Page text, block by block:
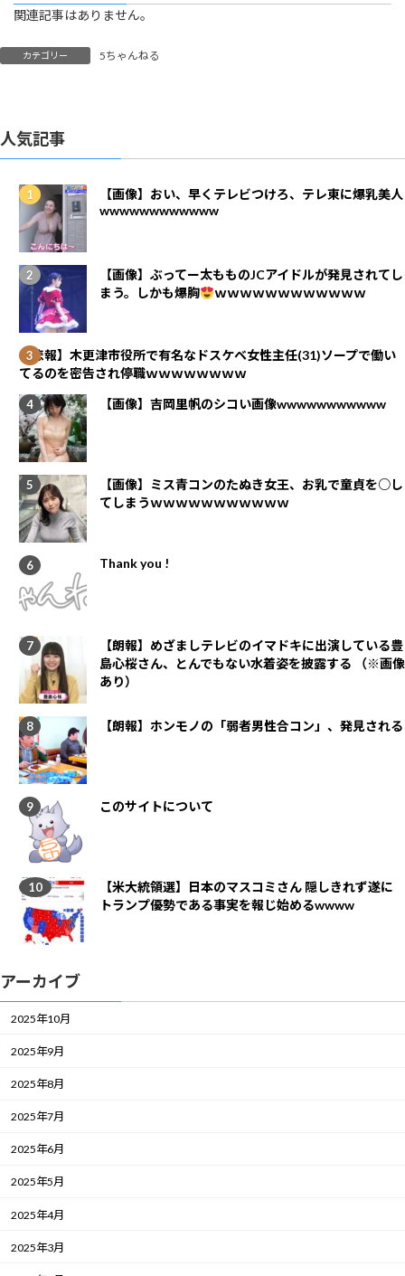
関連記事はありません。
カテゴリー 5ちゃんねる
人気記事
【画像】おい、早くテレビつけろ、テレ東に爆乳美人
wwwwwwwwwwww
【画像】ぶってー太もものJCアイドルが発見されてし
まう。しかも爆胸
ｗｗｗｗｗｗｗｗｗｗｗｗ
【悲報】木更津市役所で有名なドスケベ女性主任(31)ソープで働い
てるのを密告され停職ｗｗｗｗｗｗｗｗ
【画像】吉岡里帆のシコい画像wwwwwwwwwww
【画像】ミス青コンのたぬき女王、お乳で童貞を○し
てしまうｗｗｗｗｗｗｗｗｗｗｗ
Thank you !
【朗報】めざましテレビのイマドキに出演している豊
島心桜さん、とんでもない水着姿を披露する （※画像
あり）
【朗報】ホンモノの「弱者男性合コン」、発見される
このサイトについて
【米大統領選】日本のマスコミさん 隠しきれず遂に
トランプ優勢である事実を報じ始めるwwww
アーカイブ
2025年10月
2025年9月
2025年8月
2025年7月
2025年6月
2025年5月
2025年4月
2025年3月